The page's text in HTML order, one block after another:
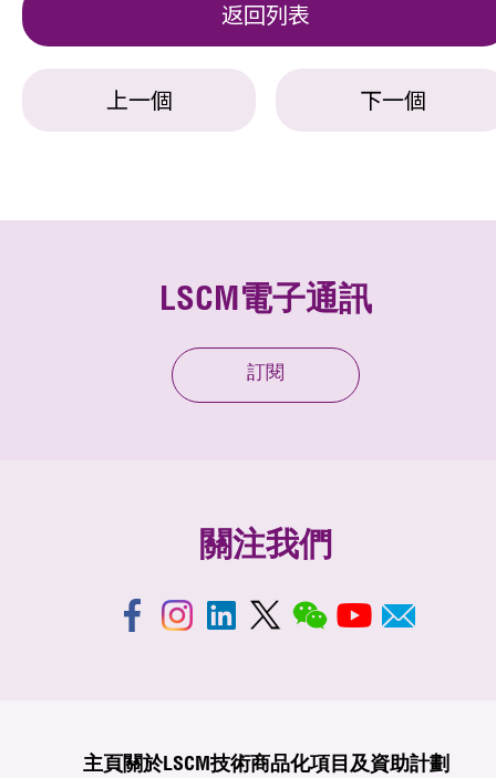
返回列表
上一個 下一個
LSCM電子通訊
訂閱
關注我們
主頁 關於LSCM技術商品化項目及資助計劃